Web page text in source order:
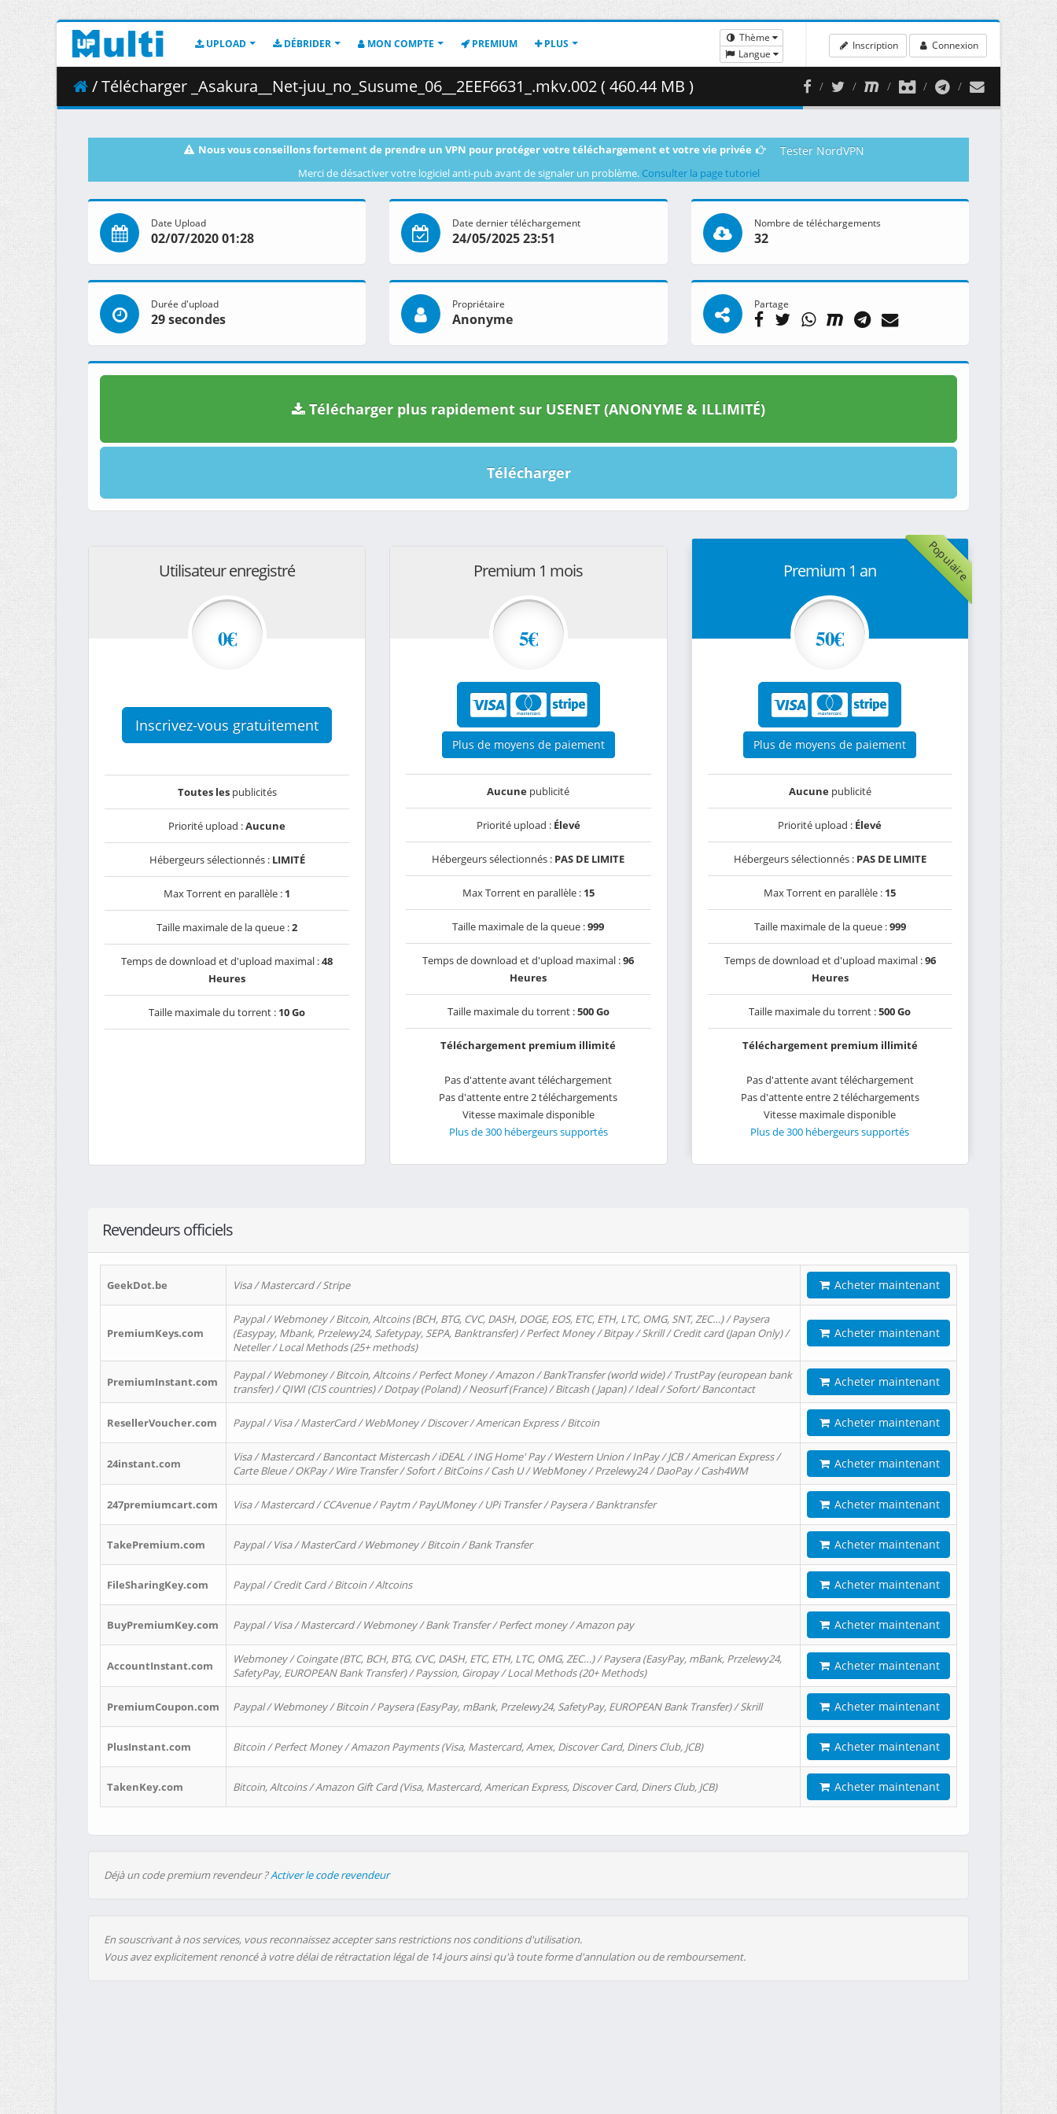
UPLOAD DÉBRIDER MON COMPTE PREMIUM PLUS
Thème
Langue
Inscription Connexion
/ Télécharger _Asakura__Net-juu_no_Susume_06__2EEF6631_.mkv.002 ( 460.44 MB )
Nous vous conseillons fortement de prendre un VPN pour protéger votre téléchargement et votre vie privée Tester NordVPN
Merci de désactiver votre logiciel anti-pub avant de signaler un problème. Consulter la page tutoriel
Date Upload
02/07/2020 01:28
Date dernier téléchargement
24/05/2025 23:51
Nombre de téléchargements
32
Durée d'upload
29 secondes
Propriétaire
Anonyme
Partage
Télécharger plus rapidement sur USENET (ANONYME & ILLIMITÉ)
Télécharger
Utilisateur enregistré
0€
Inscrivez-vous gratuitement
Toutes lespublicités
Priorité upload :Aucune
Hébergeurs sélectionnés : LIMITÉ
Max Torrent en parallèle : 1
Taille maximale de la queue :2
Temps de download et d'upload maximal :48
Heures
Taille maximale du torrent : 10 Go
Premium 1 mois
5€
Plus de moyens de paiement
Aucune publicité
Priorité upload : Élevé
Hébergeurs sélectionnés : PAS DE LIMITE
Max Torrent en parallèle : 15
Taille maximale de la queue :999
Temps de download et d'upload maximal :96
Heures
Taille maximale du torrent :500 Go
Téléchargement premium illimité
Pas d'attente avant téléchargement
Pas d'attente entre 2 téléchargements
Vitesse maximale disponible
Plus de 300 hébergeurs supportés
Populaire
Premium 1 an
50€
Plus de moyens de paiement
Aucunepublicité
Priorité upload : Élevé
Hébergeurs sélectionnés : PAS DE LIMITE
Max Torrent en parallèle : 15
Taille maximale de la queue :999
Temps de download et d'upload maximal :96
Heures
Taille maximale du torrent :500 Go
Téléchargement premium illimité
Pas d'attente avant téléchargement
Pas d'attente entre 2 téléchargements
Vitesse maximale disponible
Plus de 300 hébergeurs supportés
Revendeurs officiels
GeekDot.be Visa / Mastercard / Stripe Acheter maintenant
PremiumKeys.com
Paypal / Webmoney / Bitcoin, Altcoins (BCH, BTG, CVC, DASH, DOGE, EOS, ETC, ETH, LTC, OMG, SNT, ZEC…) / Paysera
(Easypay, Mbank, Przelewy24, Safetypay, SEPA, Banktransfer) / Perfect Money / Bitpay / Skrill / Credit card (Japan Only) /
Neteller / Local Methods (25+ methods)
Acheter maintenant
PremiumInstant.com
Paypal / Webmoney / Bitcoin, Altcoins / Perfect Money / Amazon / BankTransfer (world wide) / TrustPay (european bank
transfer) / QIWI (CIS countries) / Dotpay (Poland) / Neosurf (France) / Bitcash ( Japan) / Ideal / Sofort/ Bancontact
Acheter maintenant
ResellerVoucher.com Paypal / Visa / MasterCard / WebMoney / Discover / American Express / Bitcoin Acheter maintenant
24instant.com
Visa / Mastercard / Bancontact Mistercash / iDEAL / ING Home' Pay / Western Union / InPay / JCB / American Express /
Carte Bleue / OKPay / Wire Transfer / Sofort / BitCoins / Cash U / WebMoney / Przelewy24 / DaoPay / Cash4WM
Acheter maintenant
247premiumcart.com Visa / Mastercard / CCAvenue / Paytm / PayUMoney / UPi Transfer / Paysera / Banktransfer Acheter maintenant
TakePremium.com Paypal / Visa / MasterCard / Webmoney / Bitcoin / Bank Transfer Acheter maintenant
FileSharingKey.com Paypal / Credit Card / Bitcoin / Altcoins Acheter maintenant
BuyPremiumKey.com Paypal / Visa / Mastercard / Webmoney / Bank Transfer / Perfect money / Amazon pay Acheter maintenant
AccountInstant.com
Webmoney / Coingate (BTC, BCH, BTG, CVC, DASH, ETC, ETH, LTC, OMG, ZEC…) / Paysera (EasyPay, mBank, Przelewy24,
SafetyPay, EUROPEAN Bank Transfer) / Payssion, Giropay / Local Methods (20+ Methods)
Acheter maintenant
PremiumCoupon.com Paypal / Webmoney / Bitcoin / Paysera (EasyPay, mBank, Przelewy24, SafetyPay, EUROPEAN Bank Transfer) / Skrill Acheter maintenant
PlusInstant.com Bitcoin / Perfect Money / Amazon Payments (Visa, Mastercard, Amex, Discover Card, Diners Club, JCB) Acheter maintenant
TakenKey.com Bitcoin, Altcoins / Amazon Gift Card (Visa, Mastercard, American Express, Discover Card, Diners Club, JCB) Acheter maintenant
Déjà un code premium revendeur ?Activer le code revendeur
En souscrivant à nos services, vous reconnaissez accepter sans restrictions nos conditions d'utilisation.
Vous avez explicitement renoncé à votre délai de rétractation légal de 14 jours ainsi qu'à toute forme d'annulation ou de remboursement.